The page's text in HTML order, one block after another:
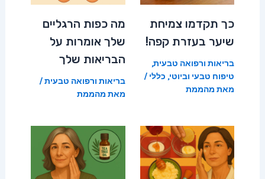
כך תקדמו צמיחת
שיער בעזרת קפה!
בריאות ורפואה טבעית,
טיפוח טבעי וביוטי, כללי /
מאת מהממת
מה כפות הרגליים
שלך אומרות על
הבריאות שלך
בריאות ורפואה טבעית/
מאת מהממת